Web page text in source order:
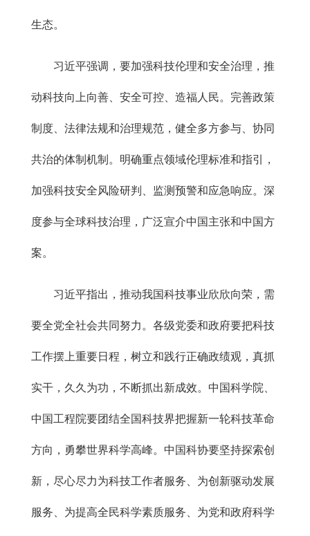
生态。
习近平强调，要加强科技伦理和安全治理，推
动科技向上向善、安全可控、造福人民。完善政策
制度、法律法规和治理规范，健全多方参与、协同
共治的体制机制。明确重点领域伦理标准和指引，
加强科技安全风险研判、监测预警和应急响应。深
度参与全球科技治理，广泛宣介中国主张和中国方
案。
习近平指出，推动我国科技事业欣欣向荣，需
要全党全社会共同努力。各级党委和政府要把科技
工作摆上重要日程，树立和践行正确政绩观，真抓
实干，久久为功，不断抓出新成效。中国科学院、
中国工程院要团结全国科技界把握新一轮科技革命
方向，勇攀世界科学高峰。中国科协要坚持探索创
新，尽心尽力为科技工作者服务、为创新驱动发展
服务、为提高全民科学素质服务、为党和政府科学